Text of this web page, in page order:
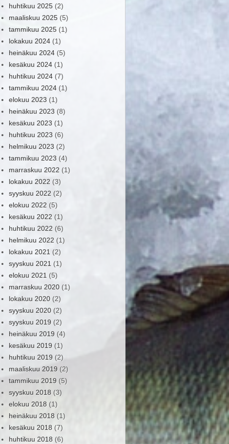
huhtikuu 2025 (2)
maaliskuu 2025 (5)
tammikuu 2025 (1)
lokakuu 2024 (1)
heinäkuu 2024 (5)
kesäkuu 2024 (1)
huhtikuu 2024 (7)
tammikuu 2024 (1)
elokuu 2023 (1)
heinäkuu 2023 (8)
kesäkuu 2023 (1)
huhtikuu 2023 (6)
helmikuu 2023 (2)
tammikuu 2023 (4)
marraskuu 2022 (1)
lokakuu 2022 (3)
syyskuu 2022 (2)
elokuu 2022 (5)
kesäkuu 2022 (1)
huhtikuu 2022 (6)
helmikuu 2022 (1)
lokakuu 2021 (2)
syyskuu 2021 (1)
elokuu 2021 (5)
marraskuu 2020 (1)
lokakuu 2020 (2)
syyskuu 2020 (2)
syyskuu 2019 (2)
heinäkuu 2019 (4)
kesäkuu 2019 (1)
huhtikuu 2019 (2)
maaliskuu 2019 (2)
tammikuu 2019 (5)
syyskuu 2018 (3)
elokuu 2018 (1)
heinäkuu 2018 (1)
kesäkuu 2018 (7)
huhtikuu 2018 (6)